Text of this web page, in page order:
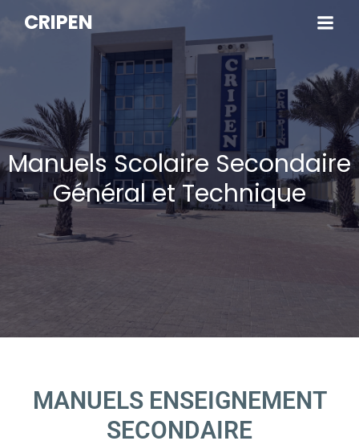
CRIPEN
Manuels Scolaire Secondaire
Général et Technique
MANUELS ENSEIGNEMENT
SECONDAIRE